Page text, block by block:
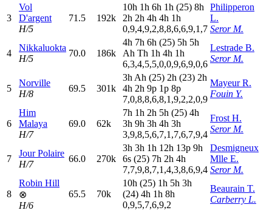
3
Vol
D'argent
H/5
71.5 192k
10h 1h 6h 1h (25) 8h
2h 2h 4h 4h 1h
0,9,4,9,2,8,8,6,6,9,1,7
Philipperon
L.
Seror M.
4
Nikkaluokta
H/5
70.0 186k
4h 7h 6h (25) 5h 5h
Ah Th 1h 4h 1h
6,3,4,5,5,0,0,9,6,9,0,6
Lestrade B.
Seror M.
5
Norville
H/8
69.5 301k
3h Ah (25) 2h (23) 2h
4h 2h 9p 1p 8p
7,0,8,8,6,8,1,9,2,2,0,9
Mayeur R.
Fouin Y.
6
Him
Malaya
H/7
69.0 62k
7h 1h 2h 5h (25) 4h
3h 9h 3h 4h 3h
3,9,8,5,6,7,1,7,6,7,9,4
Frost H.
Seror M.
7
Jour Polaire
H/7
66.0 270k
3h 3h 1h 12h 13p 9h
6s (25) 7h 2h 4h
7,7,9,8,7,1,4,3,8,6,9,4
Desmigneux
Mlle E.
Seror M.
8
Robin Hill
⊗
H/6
65.5 70k
10h (25) 1h 5h 3h
(24) 4h 1h 8h
0,9,5,7,6,9,2
Beaurain T.
Carberry L.